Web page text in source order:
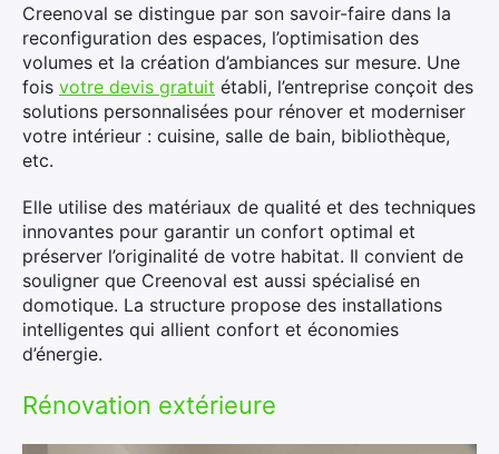
Creenoval se distingue par son savoir-faire dans la
reconfiguration des espaces, l’optimisation des
volumes et la création d’ambiances sur mesure. Une
fois votre devis gratuit établi, l’entreprise conçoit des
solutions personnalisées pour rénover et moderniser
votre intérieur : cuisine, salle de bain, bibliothèque,
etc.
Elle utilise des matériaux de qualité et des techniques
innovantes pour garantir un confort optimal et
préserver l’originalité de votre habitat. Il convient de
souligner que Creenoval est aussi spécialisé en
domotique. La structure propose des installations
intelligentes qui allient confort et économies
d’énergie.
Rénovation extérieure